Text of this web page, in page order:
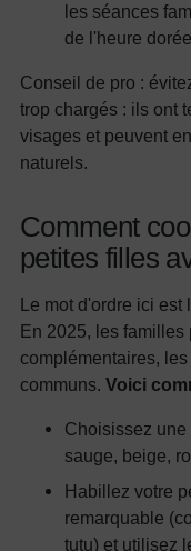
les séances
de l'heure
Conseil de pro :
trop chargés : ils ont
visages et peuvent
naturels.
Comment
petites filles
Le mot d'ordre ici
En 2025, les
complémentaires,
communs. Voici
Choisissez une
sauge, beige,
Habillez votre
remarquable
tutu) et utilisez